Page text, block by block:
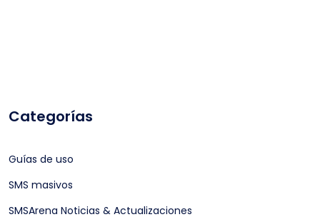
Categorías
Guías de uso
SMS masivos
SMSArena Noticias & Actualizaciones